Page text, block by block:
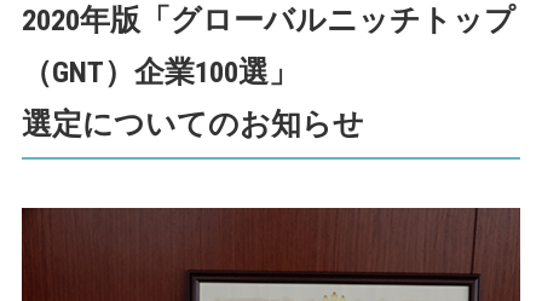
2020年版「グローバルニッチトップ
（GNT）企業100選」
選定についてのお知らせ